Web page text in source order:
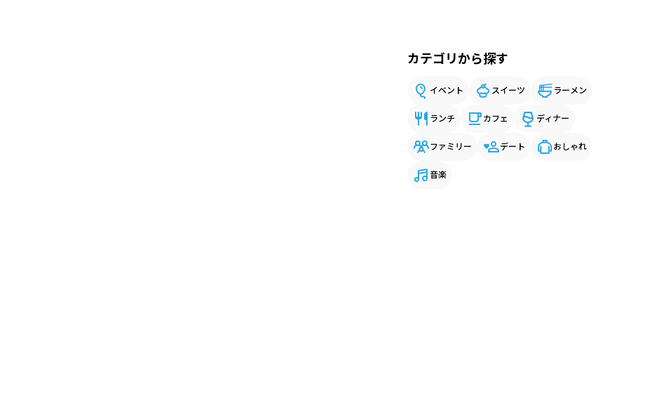
カテゴリから探す
イベント スイーツ ラーメン
ランチ カフェ ディナー
ファミリー デート おしゃれ
音楽